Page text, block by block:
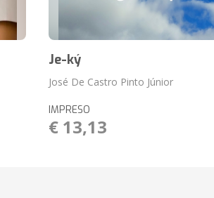
Je-ký
José De Castro Pinto Júnior
IMPRESO
€ 13,13